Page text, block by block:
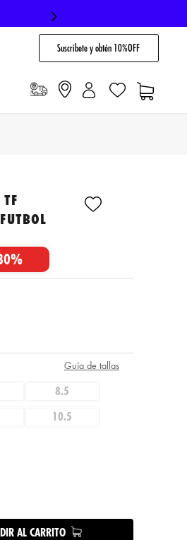
Suscribete y obtén 10%OFF
8.5
10.5
Guía de tallas
AL CARRITO